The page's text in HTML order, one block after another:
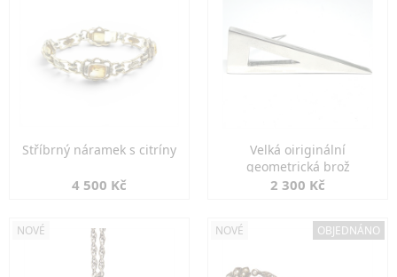
Stříbrný náramek s citríny
4 500 Kč
Velká oiriginální
geometrická brož
2 300 Kč
NOVÉ NOVÉ OBJEDNÁNO